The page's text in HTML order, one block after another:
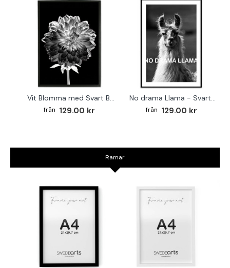
Vit Blomma med Svart Bakgrund - Svartvit Tavla
129.00 kr
No drama Llama - Svartvit poster
129.00 kr
Ramar